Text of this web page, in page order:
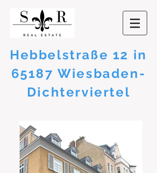
Hebbelstraße 12 in
65187 Wiesbaden-
Dichterviertel